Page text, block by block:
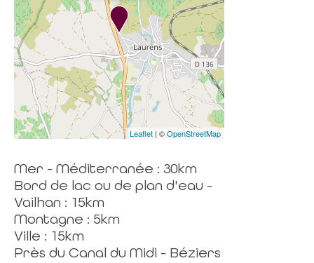
Leaflet | ©OpenStreetMap
Mer - Méditerranée : 30km
Bord de lac ou de plan d'eau -
Vailhan : 15km
Montagne : 5km
Ville : 15km
Près du Canal du Midi - Béziers